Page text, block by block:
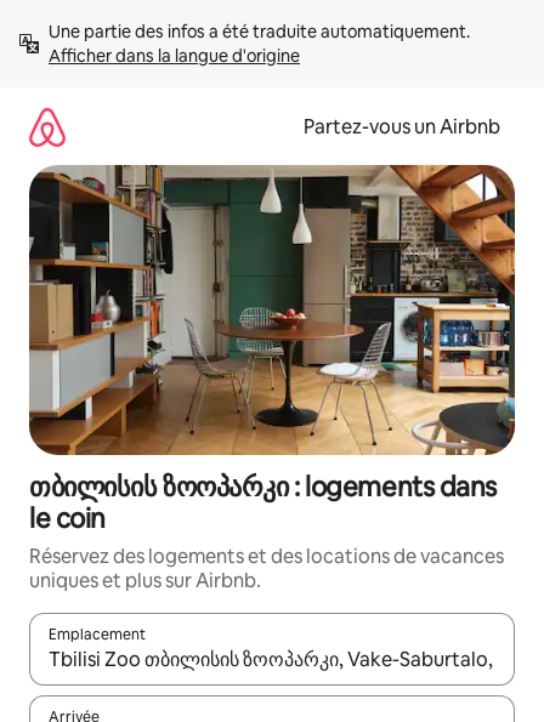
directement
Afficher dans la langue d'origine
Partez-vous un Airbnb
თბილისის ზოოპარკი : logements dans
le coin
Réservez des logements et des locations de vacances
uniques et plus sur Airbnb.
Emplacement
Quand les résultats sont affichés, parcourez-les en utilisant
Arrivée